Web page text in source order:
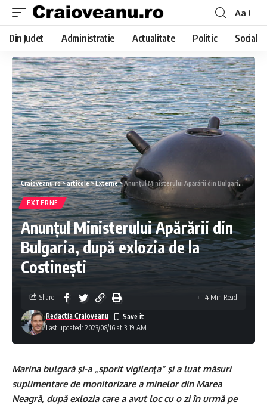
Aa
Din Judet Administratie Actualitate Politic Social
Craioveanu.ro>articole>Externe>Anunțul Ministerului Apărării din Bulgaria, după exlozia de la Costinești
EXTERNE
Anunțul Ministerului Apărării din
Bulgaria, după exlozia de la
Costinești
Last updated: 2023/08/16 at 3:19 AM
Redactia Craioveanu
Share 4 Min Read
Marina bulgară şi-a „sporit vigilenţa” şi a luat măsuri
suplimentare de monitorizare a minelor din Marea
Neagră, după exlozia care a avut loc cu o zi în urmă pe